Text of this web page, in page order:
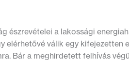
észrevételei a lakossági
elérhetővé válik egy
Bár a meghirdetett felhívás